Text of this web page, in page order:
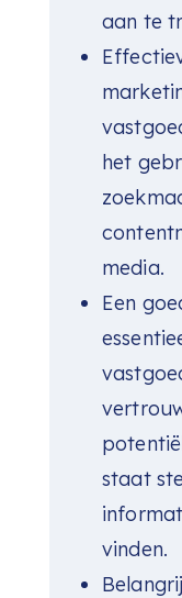
aan te
het
media.
Een
staat
vinden.